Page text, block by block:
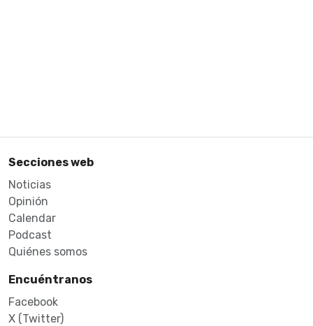
Secciones web
Noticias
Opinión
Calendar
Podcast
Quiénes somos
Encuéntranos
Facebook
X (Twitter)